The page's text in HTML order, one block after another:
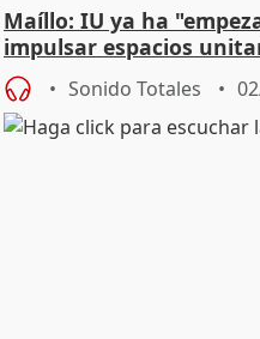
Maíllo: IU ya ha
impulsar espacios
Sonido Totales